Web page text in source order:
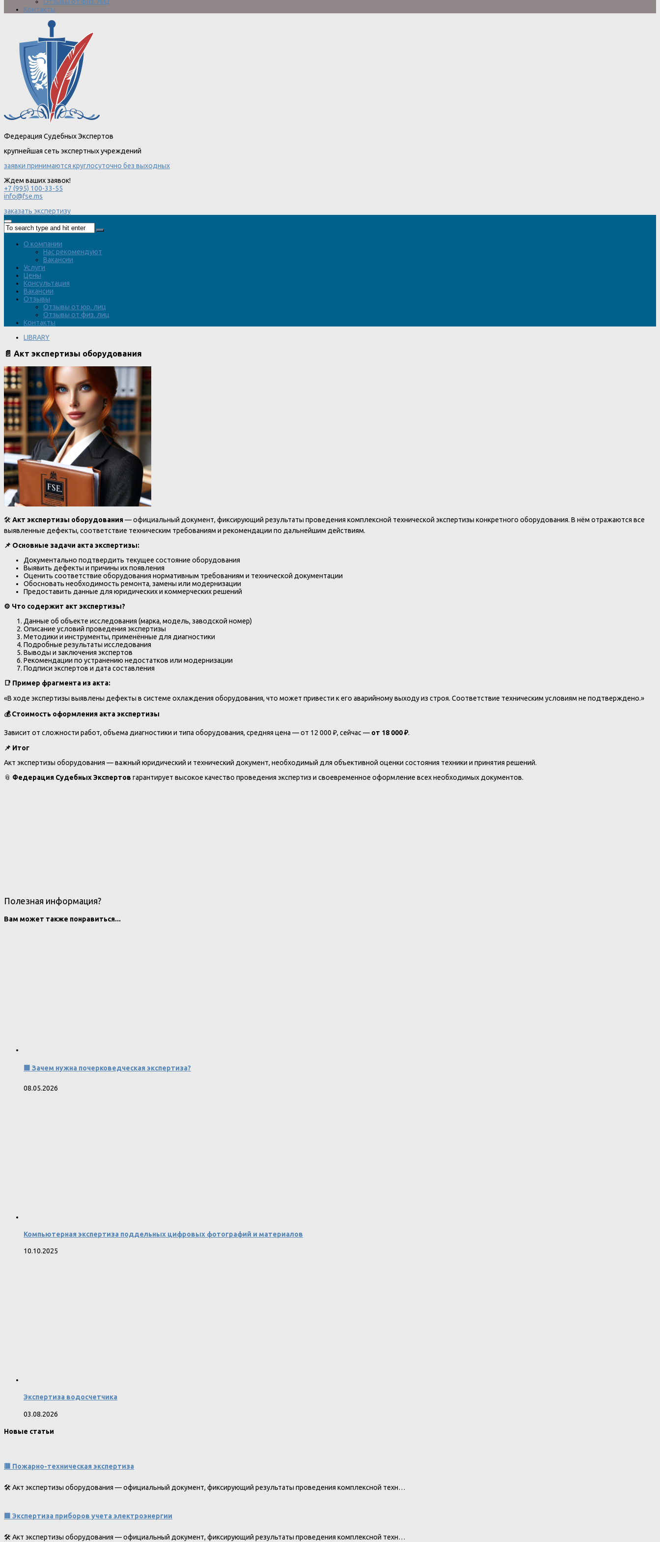
Отзывы от физ. лиц
Контакты
Федерация Судебных Экспертов
крупнейшая сеть экспертных учреждений
заявки принимаются круглосуточно без выходных
Ждем ваших заявок!
+7 (995) 100-33-55
info@fse.ms
заказать экспертизу
О компании
Нас рекомендуют
Вакансии
Услуги
Цены
Консультация
Вакансии
Отзывы
Отзывы от юр. лиц
Отзывы от физ. лиц
Контакты
LIBRARY
📄 Акт экспертизы оборудования
🛠️ Акт экспертизы оборудования— официальный документ, фиксирующий результаты проведения комплексной технической экспертизы конкретного оборудования. В нём отражаются все
выявленные дефекты, соответствие техническим требованиям и рекомендации по дальнейшим действиям.
📌 Основные задачи акта экспертизы:
Документально подтвердить текущее состояние оборудования
Выявить дефекты и причины их появления
Оценить соответствие оборудования нормативным требованиям и технической документации
Обосновать необходимость ремонта, замены или модернизации
Предоставить данные для юридических и коммерческих решений
⚙️ Что содержит акт экспертизы?
Данные об объекте исследования (марка, модель, заводской номер)
Описание условий проведения экспертизы
Методики и инструменты, применённые для диагностики
Подробные результаты исследования
Выводы и заключения экспертов
Рекомендации по устранению недостатков или модернизации
Подписи экспертов и дата составления
📑 Пример фрагмента из акта:
«В ходе экспертизы выявлены дефекты в системе охлаждения оборудования, что может привести к его аварийному выходу из строя. Соответствие техническим условиям не подтверждено.»
💰Стоимость оформления акта экспертизы
Зависит от сложности работ, объема диагностики и типа оборудования, средняя цена — от 12 000 ₽, сейчас — от 18 000 ₽.
📌 Итог
Акт экспертизы оборудования — важный юридический и технический документ, необходимый для объективной оценки состояния техники и принятия решений.
📎 Федерация Судебных Экспертов гарантирует высокое качество проведения экспертиз и своевременное оформление всех необходимых документов.
Полезная информация?
Вам может также понравиться...
🟩 Зачем нужна почерковедческая экспертиза?
08.05.2026
Компьютерная экспертиза поддельных цифровых фотографий и материалов
10.10.2025
Экспертиза водосчетчика
03.08.2026
Новые статьи
🟥 Пожарно-техническая экспертиза
🛠️ Акт экспертизы оборудования — официальный документ, фиксирующий результаты проведения комплексной техн…
🟩 Экспертиза приборов учета электроэнергии
🛠️ Акт экспертизы оборудования — официальный документ, фиксирующий результаты проведения комплексной техн…